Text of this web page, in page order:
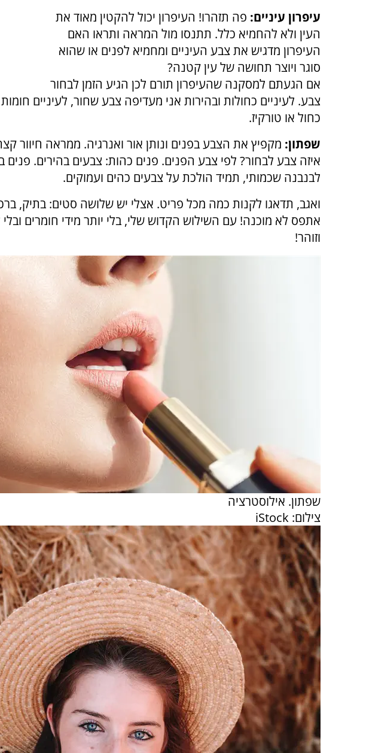
עיפרון עיניים: פה תזהרו! העיפרון יכול להקטין מאוד את
העין ולא להחמיא כלל. תתנסו מול המראה ותראו האם
העיפרון מדגיש את צבע העיניים ומחמיא לפנים או שהוא
סוגר ויוצר תחושה של עין קטנה?
אם הגעתם למסקנה שהעיפרון תורם לכן הגיע הזמן לבחור
צבע. לעיניים כחולות ובהירות אני מעדיפה צבע שחור, לעיניים
כחול או טורקיז.
שפתון: מקפיץ את הצבע בפנים ונותן אור ואנרגיה. ממראה חיוור
איזה צבע לבחור? לפי צבע הפנים. פנים כהות: צבעים בהירים. פנים
לבנבנה שכמותי, תמיד הולכת על צבעים כהים ועמוקים.
ואגב, תדאגו לקנות כמה מכל פריט. אצלי יש שלושה סטים: בתיק,
אתפס לא מוכנה! עם השילוש הקדוש שלי, בלי יותר מידי חומרים
וזוהר!
שפתון. אילוסטרציה
צילום: iStock